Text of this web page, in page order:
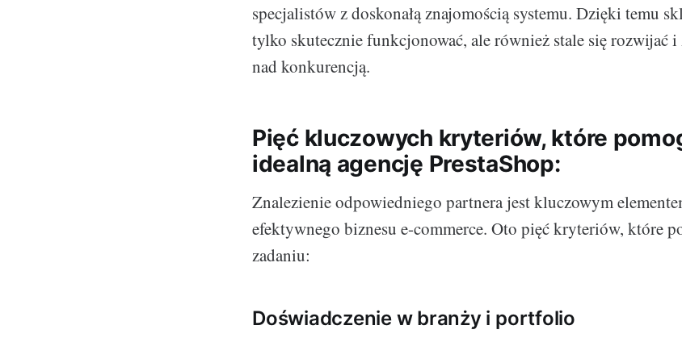
specjalistów z doskonałą znajomością systemu. Dzięki temu
tylko skutecznie funkcjonować, ale również stale się rozwijać i
nad konkurencją.
Pięć kluczowych kryteriów, które
idealną agencję PrestaShop:
Znalezienie odpowiedniego partnera jest kluczowym
efektywnego biznesu e-commerce. Oto pięć kryteriów, które
zadaniu:
Doświadczenie w branży i portfolio